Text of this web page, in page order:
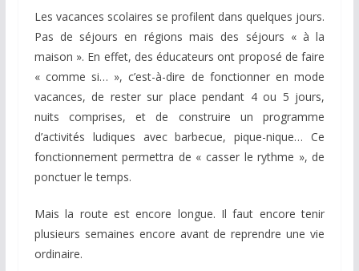
Les vacances scolaires se profilent dans quelques jours.
Pas de séjours en régions mais des séjours « à la
maison ». En effet, des éducateurs ont proposé de faire
« comme si… », c’est-à-dire de fonctionner en mode
vacances, de rester sur place pendant 4 ou 5 jours,
nuits comprises, et de construire un programme
d’activités ludiques avec barbecue, pique-nique… Ce
fonctionnement permettra de « casser le rythme », de
ponctuer le temps.
Mais la route est encore longue. Il faut encore tenir
plusieurs semaines encore avant de reprendre une vie
ordinaire.